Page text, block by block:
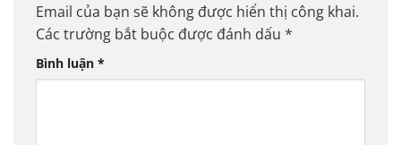
Email của bạn sẽ không được hiển thị công khai.
Các trường bắt buộc được đánh dấu *
Bình luận *